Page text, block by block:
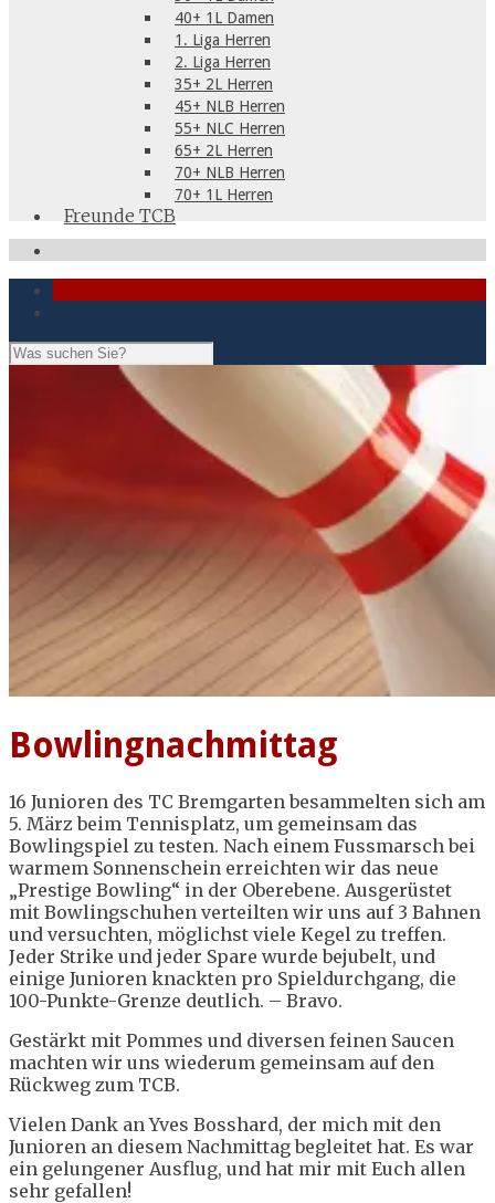
40+ 1L Damen
1. Liga Herren
2. Liga Herren
35+ 2L Herren
45+ NLB Herren
55+ NLC Herren
65+ 2L Herren
70+ NLB Herren
70+ 1L Herren
Freunde TCB
Bowlingnachmittag
16 Junioren des TC Bremgarten besammelten sich am
5. März beim Tennisplatz, um gemeinsam das
Bowlingspiel zu testen. Nach einem Fussmarsch bei
warmem Sonnenschein erreichten wir das neue
„Prestige Bowling“ in der Oberebene. Ausgerüstet
mit Bowlingschuhen verteilten wir uns auf 3 Bahnen
und versuchten, möglichst viele Kegel zu treffen.
Jeder Strike und jeder Spare wurde bejubelt, und
einige Junioren knackten pro Spieldurchgang, die
100-Punkte-Grenze deutlich. – Bravo.
Gestärkt mit Pommes und diversen feinen Saucen
machten wir uns wiederum gemeinsam auf den
Rückweg zum TCB.
Vielen Dank an Yves Bosshard, der mich mit den
Junioren an diesem Nachmittag begleitet hat. Es war
ein gelungener Ausflug, und hat mir mit Euch allen
sehr gefallen!